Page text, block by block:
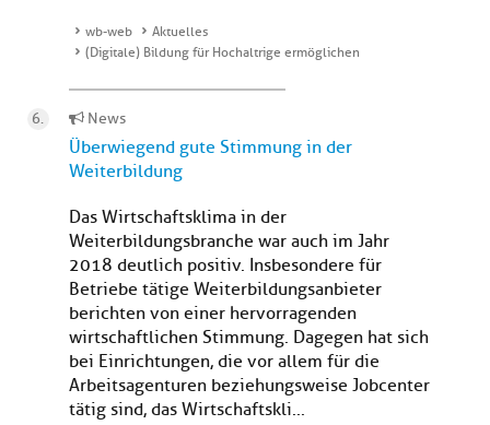
wb-web
Aktuelles
(Digitale) Bildung für Hochaltrige ermöglichen
News
Überwiegend gute Stimmung in der
Weiterbildung
Das Wirtschaftsklima in der
Weiterbildungsbranche war auch im Jahr
2018 deutlich positiv. Insbesondere für
Betriebe tätige Weiterbildungsanbieter
berichten von einer hervorragenden
wirtschaftlichen Stimmung. Dagegen hat sich
bei Einrichtungen, die vor allem für die
Arbeitsagenturen beziehungsweise Jobcenter
tätig sind, das Wirtschaftskli...